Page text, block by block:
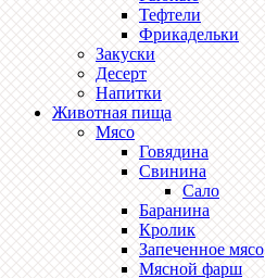
Тефтели
Фрикадельки
Закуски
Десерт
Напитки
Животная пища
Мясо
Говядина
Свинина
Сало
Баранина
Кролик
Запеченное мясо
Мясной фарш